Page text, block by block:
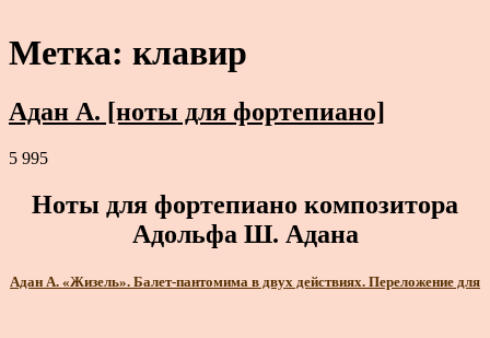
Метка: клавир
Адан А. [ноты для фортепиано]
5 995
Ноты для фортепиано композитора
Адольфа Ш. Адана
Адан А. «Жизель». Балет-пантомима в двух действиях. Переложение для